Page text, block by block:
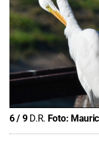
6/ 9 D.R. Foto: